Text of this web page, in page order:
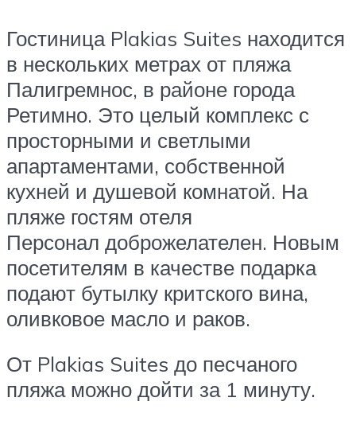
Гостиница Plakias Suites находится
в нескольких метрах от пляжа
Палигремнос, в районе города
Ретимно. Это целый комплекс с
просторными и светлыми
апартаментами, собственной
кухней и душевой комнатой. На
пляже гостям отеля
Персонал доброжелателен. Новым
посетителям в качестве подарка
подают бутылку критского вина,
оливковое масло и раков.
От Plakias Suites до песчаного
пляжа можно дойти за 1 минуту.